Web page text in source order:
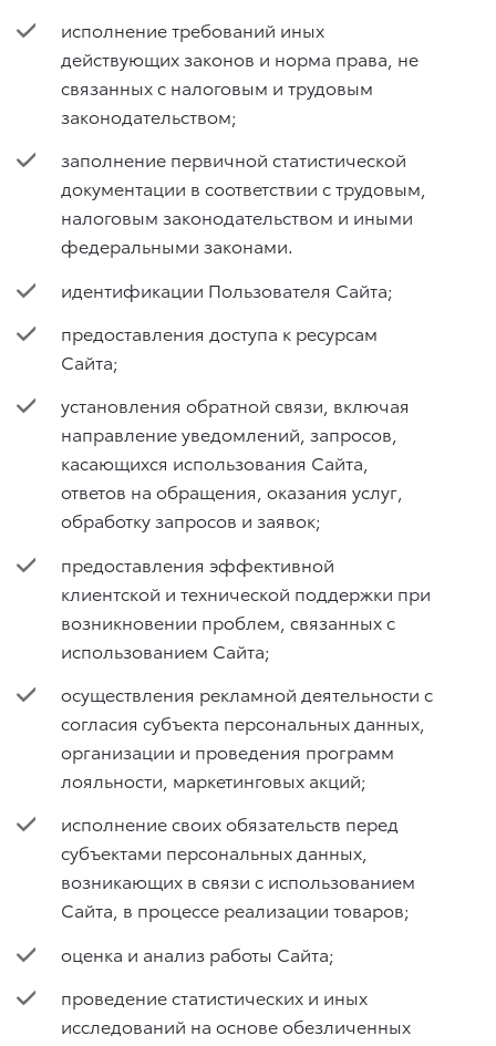
исполнение требований иных
действующих законов и норма права, не
связанных с налоговым и трудовым
законодательством;
заполнение первичной статистической
документации в соответствии с трудовым,
налоговым законодательством и иными
федеральными законами.
идентификации Пользователя Сайта;
предоставления доступа к ресурсам
Сайта;
установления обратной связи, включая
направление уведомлений, запросов,
касающихся использования Сайта,
ответов на обращения, оказания услуг,
обработку запросов и заявок;
предоставления эффективной
клиентской и технической поддержки при
возникновении проблем, связанных с
использованием Сайта;
осуществления рекламной деятельности с
согласия субъекта персональных данных,
организации и проведения программ
лояльности, маркетинговых акций;
исполнение своих обязательств перед
субъектами персональных данных,
возникающих в связи с использованием
Сайта, в процессе реализации товаров;
оценка и анализ работы Сайта;
проведение статистических и иных
исследований на основе обезличенных